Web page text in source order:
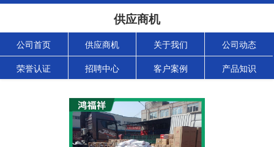
供应商机
公司首页 供应商机 关于我们 公司动态
荣誉认证 招聘中心 客户案例 产品知识